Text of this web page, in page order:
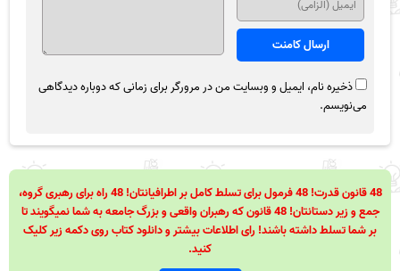
ذخیره نام، ایمیل و وبسایت من در مرورگر برای زمانی که دوباره دیدگاهی
می‌نویسم.
48 قانون قدرت! 48 فرمول برای تسلط کامل بر اطرافیانتان! 48 راه برای رهبری گروه،
جمع و زیر دستانتان! 48 قانون که رهبران واقعی و بزرگ جامعه به شما نمیگویند تا
بر شما تسلط داشته باشند! رای اطلاعات بیشتر و دانلود کتاب روی دکمه زیر کلیک
کنید.